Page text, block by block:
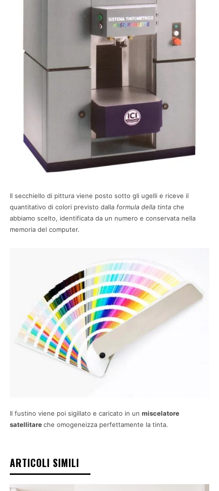
Il secchiello di pittura viene posto sotto gli ugelli e riceve il
quantitativo di colori previsto dalla formula della tinta che
abbiamo scelto, identificata da un numero e conservata nella
memoria del computer.
Il fustino viene poi sigillato e caricato in un miscelatore
satellitareche omogeneizza perfettamente la tinta.
ARTICOLI SIMILI